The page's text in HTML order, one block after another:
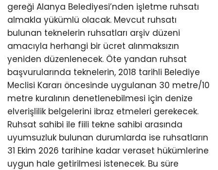
gereği Alanya Belediyesi’nden işletme ruhsatı
almakla yükümlü olacak. Mevcut ruhsatı
bulunan teknelerin ruhsatları arşiv düzeni
amacıyla herhangi bir ücret alınmaksızın
yeniden düzenlenecek. Öte yandan ruhsat
başvurularında teknelerin, 2018 tarihli Belediye
Meclisi Kararı öncesinde uygulanan 30 metre/10
metre kuralının denetlenebilmesi için denize
elverişlilik belgelerini ibraz etmeleri gerekecek.
Ruhsat sahibi ile fiili tekne sahibi arasında
uyumsuzluk bulunan durumlarda ise ruhsatların
31 Ekim 2026 tarihine kadar veraset hükümlerine
uygun hale getirilmesi istenecek. Bu süre